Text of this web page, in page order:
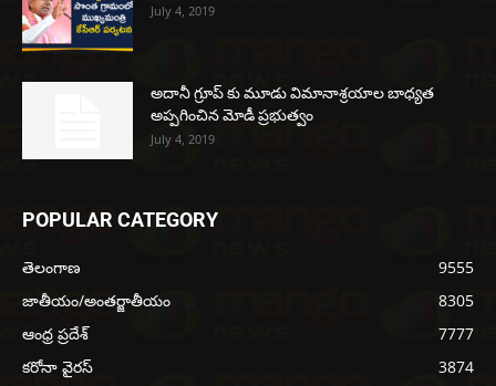
July 4, 2019
అదానీ గ్రూప్ కు మూడు విమానాశ్రయాల బాధ్యత
అప్పగించిన మోడీ ప్రభుత్వం
July 4, 2019
POPULAR CATEGORY
తెలంగాణ
9555
జాతీయం/అంతర్జాతీయం
8305
ఆంధ్ర ప్రదేశ్
7777
కరోనా వైరస్
3874